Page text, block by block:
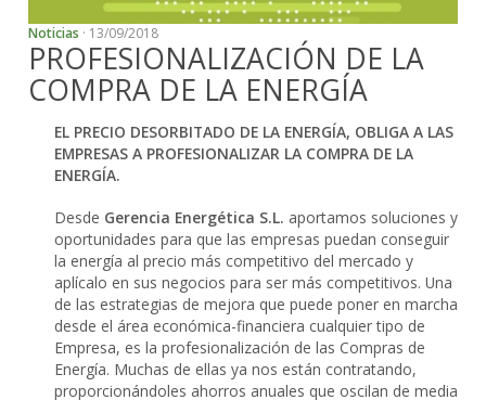
Noticias · 13/09/2018
PROFESIONALIZACIÓN DE LA
COMPRA DE LA ENERGÍA
EL PRECIO DESORBITADO DE LA ENERGÍA, OBLIGA A LAS
EMPRESAS A PROFESIONALIZAR LA COMPRA DE LA
ENERGÍA.
Desde Gerencia Energética S.L. aportamos soluciones y
oportunidades para que las empresas puedan conseguir
la energía al precio más competitivo del mercado y
aplícalo en sus negocios para ser más competitivos. Una
de las estrategias de mejora que puede poner en marcha
desde el área económica-financiera cualquier tipo de
Empresa, es la profesionalización de las Compras de
Energía. Muchas de ellas ya nos están contratando,
proporcionándoles ahorros anuales que oscilan de media